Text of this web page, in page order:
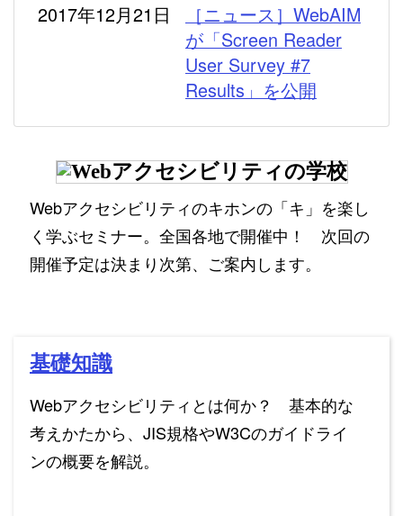
2017年12月21日
［ニュース］WebAIM
が「Screen Reader
User Survey #7
Results」を公開
Webアクセシビリティのキホンの「キ」を楽し
く学ぶセミナー。全国各地で開催中！ 次回の
開催予定は決まり次第、ご案内します。
基礎知識
Webアクセシビリティとは何か？ 基本的な
考えかたから、JIS規格やW3Cのガイドライ
ンの概要を解説。